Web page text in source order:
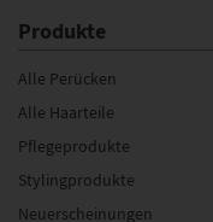
Produkte
Alle Perücken
Alle Haarteile
Pflegeprodukte
Stylingprodukte
Neuerscheinungen